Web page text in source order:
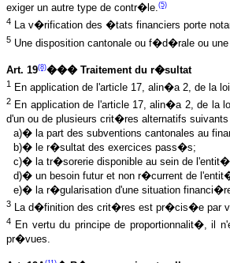
exiger un autre type de contr�le.(5)
4 La v�rification des �tats financiers porte
5 Une disposition cantonale ou f�d�rale ou
Art. 19(8)��� Traitement du r�sultat
1 En application de l'article 17, alin�a 2, de
2 En application de l'article 17, alin�a 2, de la
d'un ou de plusieurs crit�res alternatifs suivants
a)� la part des subventions cantonales au
b)� le r�sultat des exercices pass�s;
c)� la tr�sorerie disponible au sein de
d)� un besoin futur et non r�current de
e)� la r�gularisation d'une situation
3 La d�finition des crit�res est pr�cis�e par
4 En vertu du principe de proportionnalit�, il
pr�vues.